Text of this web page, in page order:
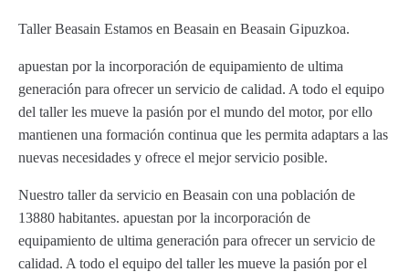
Taller Beasain Estamos en Beasain en Beasain Gipuzkoa.
apuestan por la incorporación de equipamiento de ultima
generación para ofrecer un servicio de calidad. A todo el equipo
del taller les mueve la pasión por el mundo del motor, por ello
mantienen una formación continua que les permita adaptars a las
nuevas necesidades y ofrece el mejor servicio posible.
Nuestro taller da servicio en Beasain con una población de
13880 habitantes. apuestan por la incorporación de
equipamiento de ultima generación para ofrecer un servicio de
calidad. A todo el equipo del taller les mueve la pasión por el